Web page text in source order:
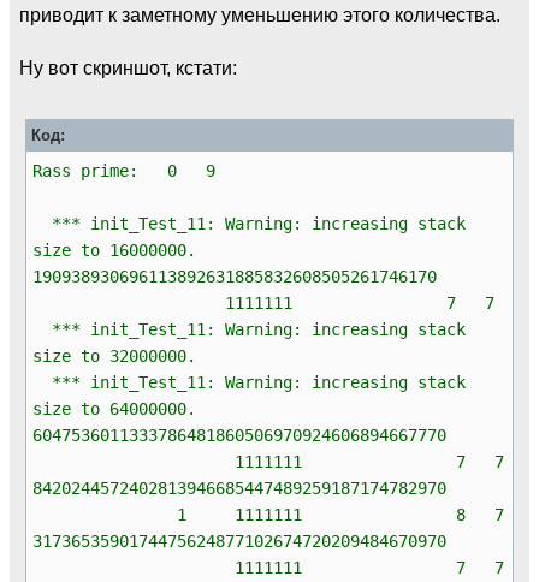
приводит к заметному уменьшению этого количества.
Ну вот скриншот, кстати:
Код:
Rass prime: 0 9
*** init_Test_11: Warning: increasing stack
size to 16000000.
190938930696113892631885832608505261746170
1111111 7 7
*** init_Test_11: Warning: increasing stack
size to 32000000.
*** init_Test_11: Warning: increasing stack
size to 64000000.
6047536011333786481860506970924606894667770
1111111 7 7
8420244572402813946685447489259187174782970
1 1111111 8 7
3173653590174475624877102674720209484670970
1111111 7 7